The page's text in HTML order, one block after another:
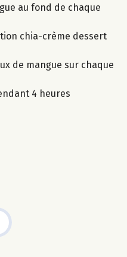
au fond de chaque
chia-crème dessert
de mangue sur chaque
4 heures